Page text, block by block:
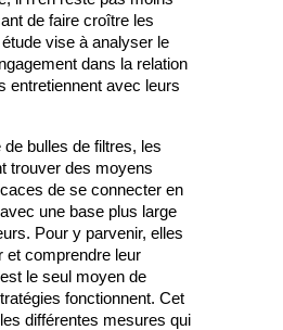
de faire croître les
vise à analyser le
dans la relation
entretiennent avec leurs
bulles de filtres, les
trouver des moyens
de se connecter en
une base plus large
Pour y parvenir, elles
et comprendre leur
le seul moyen de
fonctionnent. Cet
différentes mesures qui